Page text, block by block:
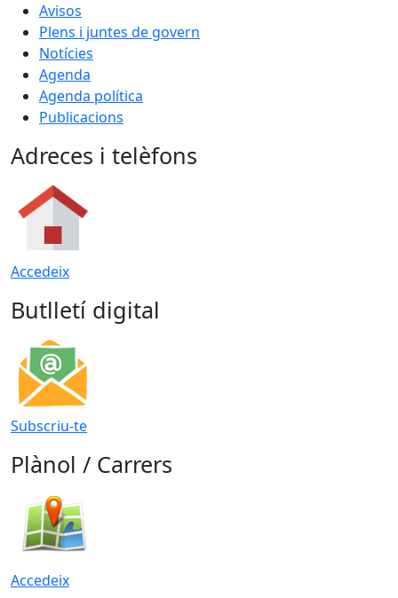
Avisos
Plens i juntes de govern
Notícies
Agenda
Agenda política
Publicacions
Adreces i telèfons
Accedeix
Butlletí digital
Subscriu-te
Plànol / Carrers
Accedeix